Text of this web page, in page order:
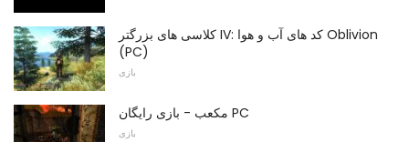
کلاسی های بزرگتر IV: کد های آب و هوا Oblivion
(PC)
بازی
مکعب - بازی رایگان PC
بازی